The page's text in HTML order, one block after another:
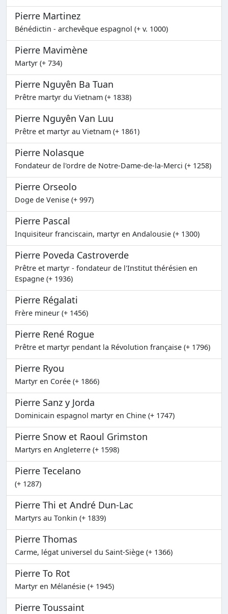
Pierre Martinez
Bénédictin - archevêque espagnol (+ v. 1000)
Pierre Mavimène
Martyr (+ 734)
Pierre Nguyên Ba Tuan
Prêtre martyr du Vietnam (+ 1838)
Pierre Nguyên Van Luu
Prêtre et martyr au Vietnam (+ 1861)
Pierre Nolasque
Fondateur de l'ordre de Notre-Dame-de-la-Merci (+ 1258)
Pierre Orseolo
Doge de Venise (+ 997)
Pierre Pascal
Inquisiteur franciscain, martyr en Andalousie (+ 1300)
Pierre Poveda Castroverde
Prêtre et martyr - fondateur de l'Institut thérésien en
Espagne (+ 1936)
Pierre Régalati
Frère mineur (+ 1456)
Pierre René Rogue
Prêtre et martyr pendant la Révolution française (+ 1796)
Pierre Ryou
Martyr en Corée (+ 1866)
Pierre Sanz y Jorda
Dominicain espagnol martyr en Chine (+ 1747)
Pierre Snow et Raoul Grimston
Martyrs en Angleterre (+ 1598)
Pierre Tecelano
(+ 1287)
Pierre Thi et André Dun-Lac
Martyrs au Tonkin (+ 1839)
Pierre Thomas
Carme, légat universel du Saint-Siège (+ 1366)
Pierre To Rot
Martyr en Mélanésie (+ 1945)
Pierre Toussaint